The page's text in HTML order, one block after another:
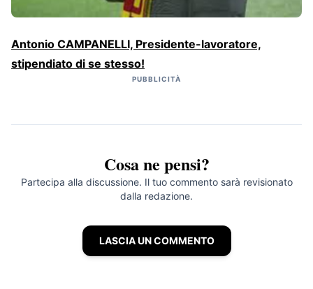
Antonio CAMPANELLI, Presidente-lavoratore,
stipendiato di se stesso!
PUBBLICITÀ
Cosa ne pensi?
Partecipa alla discussione. Il tuo commento sarà revisionato
dalla redazione.
LASCIA UN COMMENTO